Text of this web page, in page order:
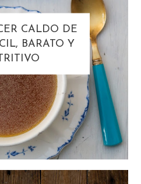
CALDO DE
BARATO Y